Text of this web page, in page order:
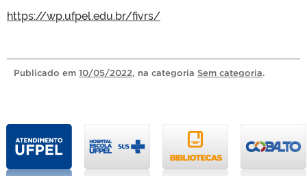
https://wp.ufpel.edu.br/fivrs/
Publicado em 10/05/2022, na categoria Sem categoria.